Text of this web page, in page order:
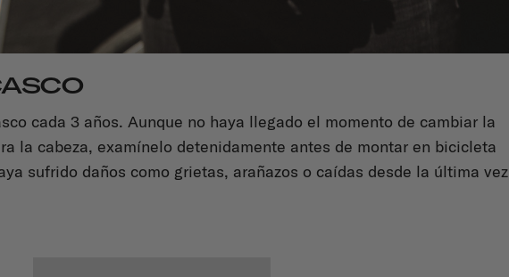
cada 3 años. Aunque no haya llegado el momento de cambiar la
la cabeza, examínelo detenidamente antes de montar en bicicleta
sufrido daños como grietas, arañazos o caídas desde la última vez